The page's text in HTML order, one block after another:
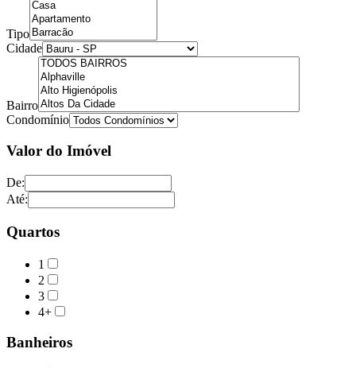
Tipo
Cidade
Bairro
Condomínio
Valor do Imóvel
De:
Até:
Quartos
1
2
3
4+
Banheiros